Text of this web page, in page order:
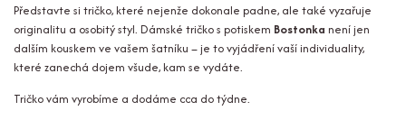
Představte si tričko, které nejenže dokonale padne, ale také vyzařuje
originalitu a osobitý styl. Dámské tričko s potiskem Bostonka není jen
dalším kouskem ve vašem šatníku – je to vyjádření vaší individuality,
které zanechá dojem všude, kam se vydáte.
Tričko vám vyrobíme a dodáme cca do týdne.